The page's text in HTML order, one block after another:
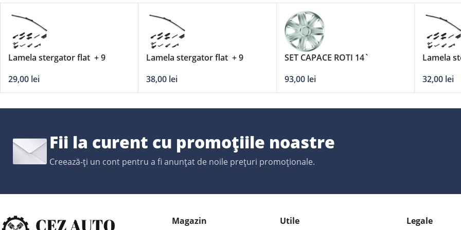
Lamela stergator flat + 9
29,00 lei
Lamela stergator flat + 9
38,00 lei
SET CAPACE ROTI 14`
93,00 lei
Lamela
32,00 lei
Fii la curent cu promoțiile noastre
Creează-ți un cont pentru a fi anunțat de noile prețuri promoționale.
Magazin Utile Legale